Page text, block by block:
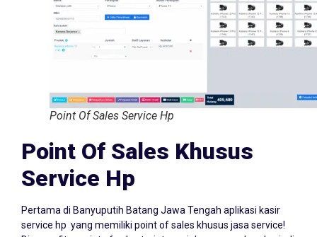
Point Of Sales Service Hp
Point Of Sales Khusus
Service Hp
service hp yang memiliki point of sales khusus jasa service!
Dimana fitur point of sales terintegasi dengan work order, jadi